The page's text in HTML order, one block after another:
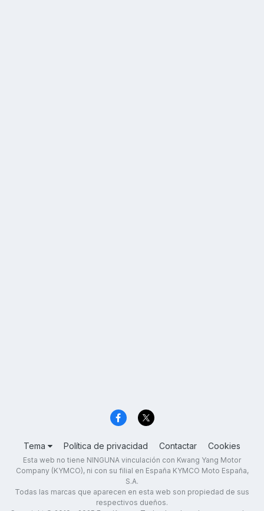
Tema Política de privacidad Contactar Cookies
Esta web no tiene NINGUNA vinculación con Kwang Yang Motor
Company (KYMCO), ni con su filial en España KYMCO Moto España,
S.A.
Todas las marcas que aparecen en esta web son propiedad de sus
respectivos dueños.